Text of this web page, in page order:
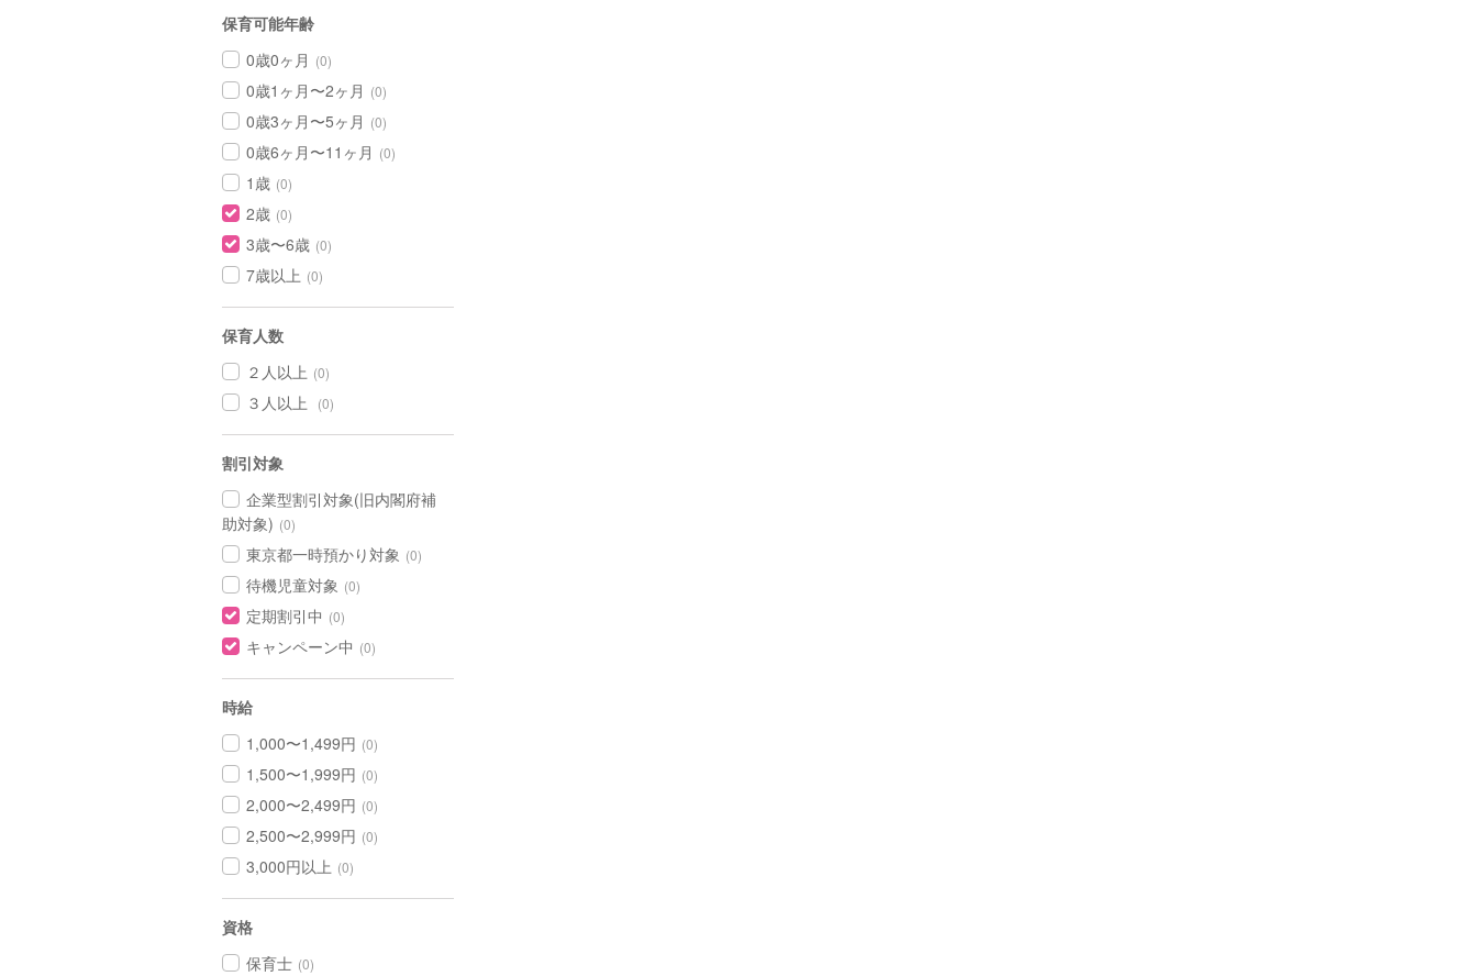
保育可能年齢
0歳0ヶ月 (0)
0歳1ヶ月〜2ヶ月 (0)
0歳3ヶ月〜5ヶ月 (0)
0歳6ヶ月〜11ヶ月 (0)
1歳 (0)
2歳 (0)
3歳〜6歳 (0)
7歳以上 (0)
保育人数
２人以上 (0)
３人以上 (0)
割引対象
企業型割引対象(旧内閣府補
助対象) (0)
東京都一時預かり対象 (0)
待機児童対象 (0)
定期割引中 (0)
キャンペーン中 (0)
時給
1,000〜1,499円 (0)
1,500〜1,999円 (0)
2,000〜2,499円 (0)
2,500〜2,999円 (0)
3,000円以上 (0)
資格
保育士 (0)